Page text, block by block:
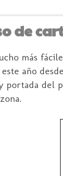
de
más
año
del